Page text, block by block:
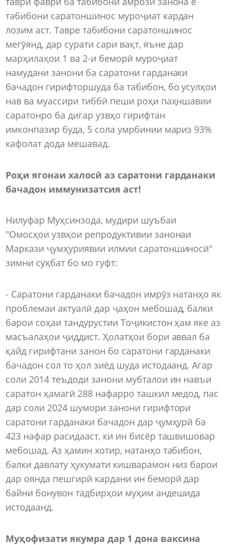
табибони саратоншинос муроҷиат кардан
лозим аст. Тавре табибони саратоншинос
мегӯянд, дар сурати сари вақт, яъне дар
марҳилаҳои 1 ва 2-и беморӣ муроҷиат
намудани занони ба саратони гарданаки
бачадон гирифторшуда ба табибон, бо усулҳои
нав ва муассири тиббӣ пеши роҳи паҳншавии
саратонро ба дигар узвҳо гирифтан
имконпазир буда, 5 сола умрбинии мариз 93%
кафолат дода мешавад.
Роҳи ягонаи халосӣ аз саратони гарданаки
бачадон иммунизатсия аст!
Нилуфар Муҳсинзода, мудири шуъбаи
"Омосҳои узвҳои репродуктивии занонаи
Маркази ҷумҳуриявии илмии саратоншиносӣ"
зимни суҳбат бо мо гуфт:
- Саратони гарданаки бачадон имрӯз натанҳо як
проблемаи актуалӣ дар ҷаҳон мебошад, балки
барои соҳаи тандурустии Тоҷикистон ҳам яке аз
масъалаҳои ҷиддист. Ҳолатҳои бори аввал ба
қайд гирифтани занон бо саратони гарданаки
бачадон сол то ҳол зиёд шуда истодаанд. Агар
соли 2014 теъдоди занони мубталои ин навъи
саратон ҳамагӣ 288 нафарро ташкил медод, пас
дар соли 2024 шумори занони гирифтори
саратони гарданаки бачадон дар ҷумҳурӣ ба
423 нафар расидааст, ки ин бисёр ташвишовар
мебошад. Аз ҳамин хотир, натанҳо табибон,
балки давлату ҳукумати кишварамон низ барои
дар оянда пешгирӣ кардани ин беморӣ дар
байни бонувон тадбирҳои муҳим андешида
истодаанд.
Муҳофизати якумра дар 1 дона ваксина